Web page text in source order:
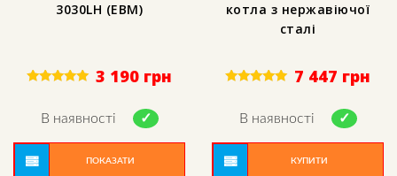
3030LH (EBM)
out of 5
3 190 грн
В наявності
ПОКАЗАТИ
котла з нержавіючої
сталі
out of 5
7 447 грн
В наявності
КУПИТИ